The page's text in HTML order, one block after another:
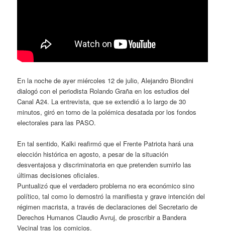
En la noche de ayer miércoles 12 de julio, Alejandro Biondini
dialogó con el periodista Rolando Graña en los estudios del
Canal A24. La entrevista, que se extendió a lo largo de 30
minutos, giró en torno de la polémica desatada por los fondos
electorales para las PASO.
En tal sentido, Kalki reafirmó que el Frente Patriota hará una
elección histórica en agosto, a pesar de la situación
desventajosa y discriminatoria en que pretenden sumirlo las
últimas decisiones oficiales.
Puntualizó que el verdadero problema no era económico sino
político, tal como lo demostró la manifiesta y grave intención del
régimen macrista, a través de declaraciones del Secretario de
Derechos Humanos Claudio Avruj, de proscribir a Bandera
Vecinal tras los comicios.